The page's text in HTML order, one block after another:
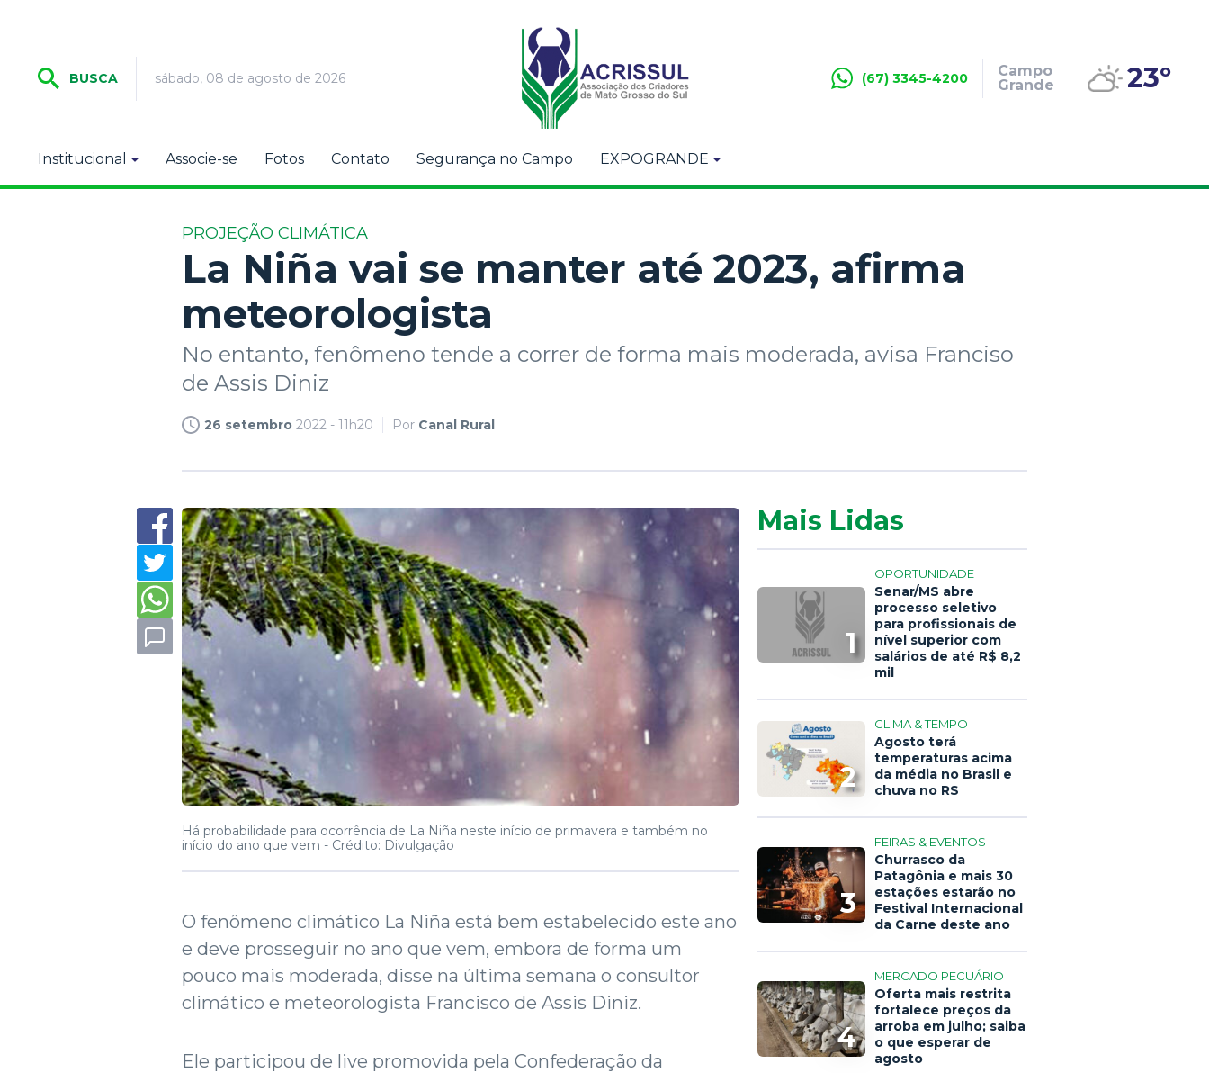
BUSCA sábado, 08 de agosto de 2026 (67) 3345-4200
Campo
Grande
23º
Institucional Associe-se Fotos Contato Segurança no Campo EXPOGRANDE
PROJEÇÃO CLIMÁTICA
La Niña vai se manter até 2023, afirma
meteorologista
No entanto, fenômeno tende a correr de forma mais moderada, avisa Franciso
de Assis Diniz
26 setembro 2022 - 11h20 Por Canal Rural
Há probabilidade para ocorrência de La Niña neste início de primavera e também no
início do ano que vem - Crédito: Divulgação
O fenômeno climático La Niña está bem estabelecido este ano
e deve prosseguir no ano que vem, embora de forma um
pouco mais moderada, disse na última semana o consultor
climático e meteorologista Francisco de Assis Diniz.
Ele participou de live promovida pela Confederação da
Mais Lidas
1
OPORTUNIDADE
Senar/MS abre
processo seletivo
para profissionais de
nível superior com
salários de até R$ 8,2
mil
2
CLIMA & TEMPO
Agosto terá
temperaturas acima
da média no Brasil e
chuva no RS
3
FEIRAS & EVENTOS
Churrasco da
Patagônia e mais 30
estações estarão no
Festival Internacional
da Carne deste ano
4
MERCADO PECUÁRIO
Oferta mais restrita
fortalece preços da
arroba em julho; saiba
o que esperar de
agosto